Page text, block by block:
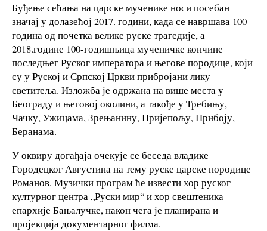
Буђење сећања на царске мученике носи посебан
значај у долазећој 2017. години, када се навршава 100
година од почетка велике руске трагедије, а
2018.године 100-годишњица мученичке кончине
последњег Руског императора и његове породице, који
су у Руској и Српској Цркви прибројани лику
светитеља. Изложба је одржана на више места у
Београду и његовој околини, а такође у Требињу,
Чачку, Ужицама, Зрењанину, Пријепољу, Прибоју,
Беранама.
У оквиру догађаја очекује се беседа владике
Городецког Августина на тему руске царске породице
Романов. Музички програм ће извести хор руског
културног центра „Руски мир“ и хор свештеника
епархије Бањалучке, након чега је планирана и
пројекција документарног филма.